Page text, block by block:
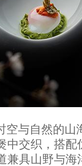
空与自然的
中交织，搭
兼具山野与